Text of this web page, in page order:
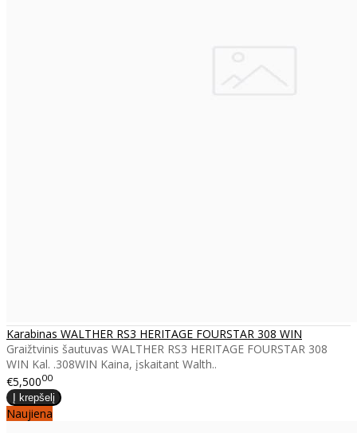
Karabinas WALTHER RS3 HERITAGE FOURSTAR 308 WIN
Graižtvinis šautuvas WALTHER RS3 HERITAGE FOURSTAR 308
WIN Kal. .308WIN Kaina, įskaitant Walth..
€5,50000
Naujiena